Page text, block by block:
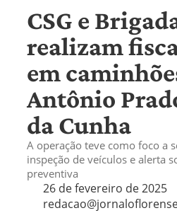
CSG e
realizam
em
Antônio
da Cunha
A operação teve como foco a
inspeção de veículos e alerta
preventiva
26 de fevereiro de 2025